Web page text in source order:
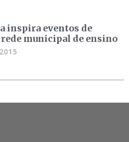
inspira eventos de
municipal de ensino